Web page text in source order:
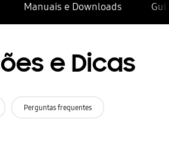
Manuais e Downloads
e Dicas
Perguntas frequentes